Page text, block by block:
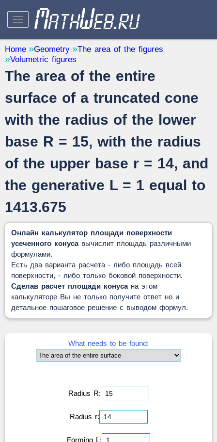
STUDY AND SCIENCE — 32
Mathematics — 31
Other — 1
QUANTITY CONVERTERS — 2
Home Geometry
The area of the figures
Volumetric figures
The area of the entire
surface of a truncated cone
with the radius of the lower
base R = 15, with the radius
of the upper base r = 14, and
the generative L = 1 equal to
1413.675
Онлайн калькулятор площади поверхности
усеченного конусавычислит площадь различными
формулами.
Есть два варианта расчета - либо площадь всей
поверхности, - либо только боковой поверхности.
Сделав расчет площади конусана этом
калькуляторе Вы не только получите ответ но и
детальное пошаговое решение с выводом формул.
What needs to be found:
Radius R:
Radius r:
Forming L: